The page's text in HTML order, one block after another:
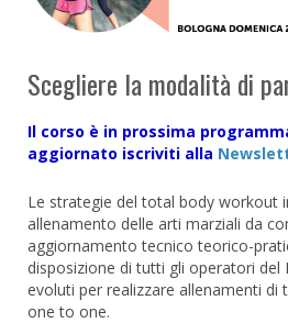
Scegliere la modalità di
Il corso è in prossima
aggiornato iscriviti alla
Le strategie del total body workout
allenamento delle arti marziali da
aggiornamento tecnico teorico-
disposizione di tutti gli operatori del
evoluti per realizzare allenamenti di
one to one.